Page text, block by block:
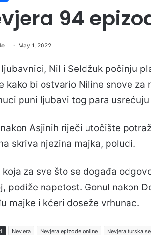
94
May 1, 2022
Nil i Seldžuk počinju
kako bi ostvario Niline snove
puni ljubavi tog para usrećuju
Asjinih riječi utočište
skriva njezina majka, poludi.
koja za sve što se događa
podiže napetost. Gonul nakon
majke i kćeri doseže vrhunac.
Nevjera Nevjera epizode online Nevjera turska